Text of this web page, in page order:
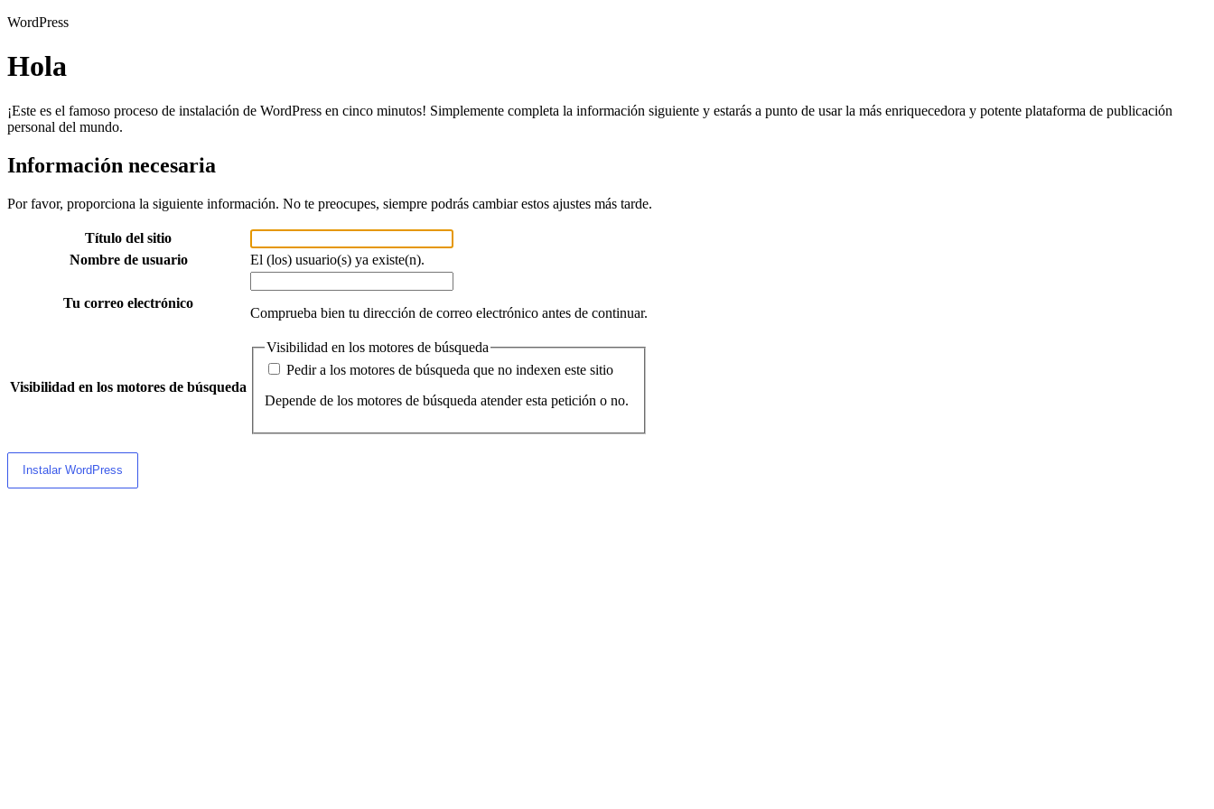
WordPress
Hola
¡Este es el famoso proceso de instalación de WordPress en cinco minutos! Simplemente completa la información siguiente y estarás a punto de usar la más enriquecedora y potente plataforma de publicación
personal del mundo.
Información necesaria
Por favor, proporciona la siguiente información. No te preocupes, siempre podrás cambiar estos ajustes más tarde.
Título del sitio
Nombre de usuario
El (los) usuario(s) ya existe(n).
Tu correo electrónico
Comprueba bien tu dirección de correo electrónico antes de continuar.
Visibilidad en los motores de búsqueda
Visibilidad en los motores de búsqueda
Pedir a los motores de búsqueda que no indexen este sitio
Depende de los motores de búsqueda atender esta petición o no.